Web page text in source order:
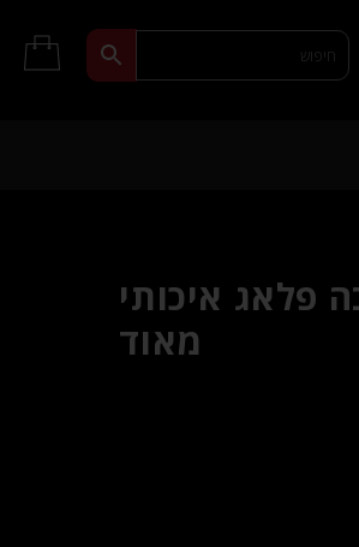
להרחבה פלאג איכותי
מאוד